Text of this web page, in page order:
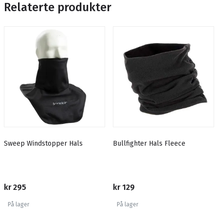
Relaterte produkter
Sweep Windstopper Hals
kr 295
På lager
Bullfighter Hals Fleece
kr 129
På lager